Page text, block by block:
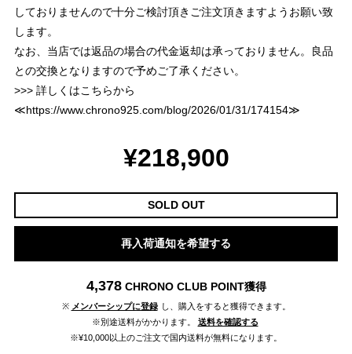
しておりませんので十分ご検討頂きご注文頂きますようお願い致
します。
なお、当店では返品の場合の代金返却は承っておりません。良品
との交換となりますので予めご了承ください。
>>> 詳しくはこちらから
≪https://www.chrono925.com/blog/2026/01/31/174154≫
¥218,900
SOLD OUT
再入荷通知を希望する
4,378 CHRONO CLUB POINT獲得
※ メンバーシップに登録 し、購入をすると獲得できます。
※別途送料がかかります。
送料を確認する
※¥10,000以上のご注文で国内送料が無料になります。